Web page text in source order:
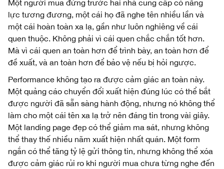
Một người mua đứng trước hai nhà cung cấp có năng
lực tương đương, một cái họ đã nghe tên nhiều lần và
một cái hoàn toàn xa lạ, gần như luôn nghiêng về cái
quen thuộc. Không phải vì cái quen chắc chắn tốt hơn.
Mà vì cái quen an toàn hơn để trình bày, an toàn hơn để
đề xuất, và an toàn hơn để bảo vệ nếu bị hỏi ngược.
Performance không tạo ra được cảm giác an toàn này.
Một quảng cáo chuyển đổi xuất hiện đúng lúc có thể bắt
được người đã sẵn sàng hành động, nhưng nó không thể
làm cho một cái tên xa lạ trở nên đáng tin trong vài giây.
Một landing page đẹp có thể giảm ma sát, nhưng không
thể thay thế nhiều năm xuất hiện nhất quán. Một form
ngắn có thể tăng tỷ lệ gửi thông tin, nhưng không thể xóa
được cảm giác rủi ro khi người mua chưa từng nghe đến